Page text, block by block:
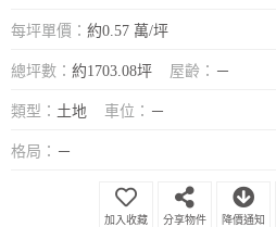
每坪單價： 約0.57 萬/坪
總坪數： 約1703.08坪 屋齡： －
類型： 土地 車位： －
格局： －
分享物件 降價通知